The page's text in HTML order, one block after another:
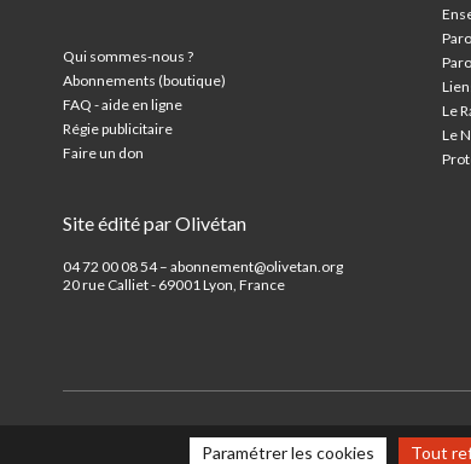
Qui sommes-nous ?
Abonnements (boutique)
FAQ - aide en ligne
Régie publicitaire
Faire un don
Site édité par Olivétan
04 72 00 08 54 – abonnement@olivetan.org
20 rue Calliet - 69001 Lyon, France
Le
Le
Paramétrer les cookies
Tout